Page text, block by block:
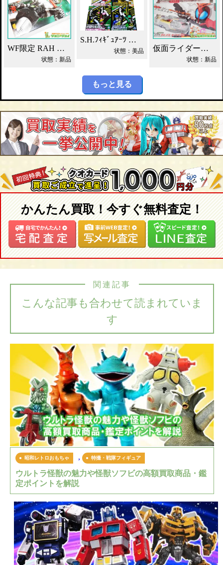
WF限定 RAH シャドームーン Ver.1.5 2012DX 買取！
状態：新品
S.H.ﾌｨｷﾞｭｱｰﾂ 獣電戦隊ｷｮｳﾘｭｳｼﾞｬｰ買取！
状態：美品 仮面ライダーカブト DXカブトゼクター買取！
状態：新品
もっと見る
かんたん買取！今すぐ無料査定！
こんな記事も合わせて読まれていま
す
関連記事
昭和レトロおもちゃ , 特撮・戦隊フィギュア
ウルトラ怪獣の魅力や怪獣ソフビの高額買取商品・鑑
定ポイントを解説